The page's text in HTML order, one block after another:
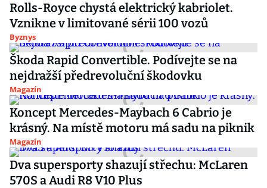
Rolls-Royce chystá elektrický kabriolet.
Vznikne v limitované sérii 100 vozů
Byznys
Škoda Rapid Convertible. Podívejte se na
nejdražší předrevoluční škodovku
Magazín
Koncept Mercedes-Maybach 6 Cabrio je
krásný. Na místě motoru má sadu na piknik
Magazín
Dva supersporty shazují střechu: McLaren
570S a Audi R8 V10 Plus